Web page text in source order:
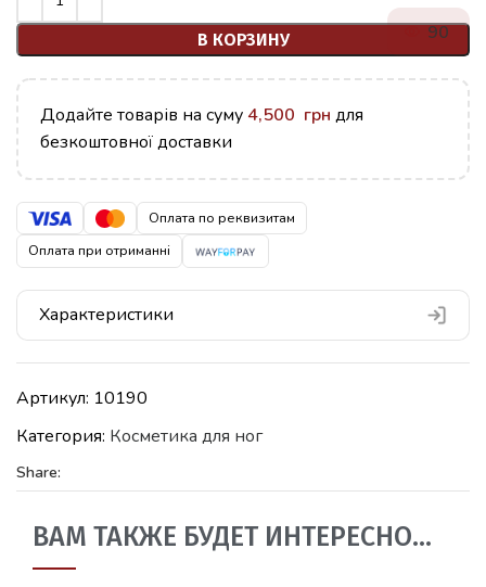
В КОРЗИНУ 90
Додайте товарів на суму 4,500 грн для
безкоштовної доставки
Оплата по реквизитам
Оплата при отриманні
Характеристики
Артикул: 10190
Категория: Косметика для ног
Share:
ВАМ ТАКЖЕ БУДЕТ ИНТЕРЕСНО…